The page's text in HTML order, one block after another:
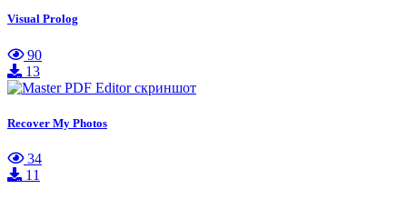
Visual Prolog
90
13
Recover My Photos
34
11